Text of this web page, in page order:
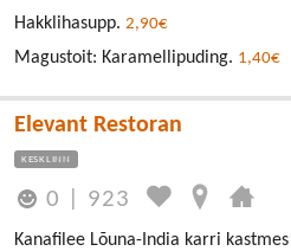
Hakklihasupp. 2,90€
Magustoit: Karamellipuding. 1,40€
Elevant Restoran
KESKLINN
0 923
Kanafilee Lõuna-India karri